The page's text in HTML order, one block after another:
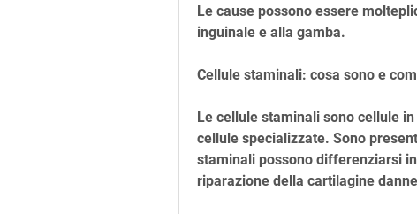
Le cause possono essere
inguinale e alla gamba.
Cellule staminali: cosa sono e
Le cellule staminali sono cellule
cellule specializzate. Sono
staminali possono differenziarsi
riparazione della cartilagine